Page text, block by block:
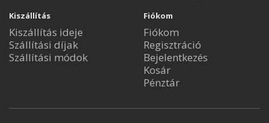
Kiszállítás
Kiszállítás ideje
Szállítási díjak
Szállítási módok
Fiókom
Fiókom
Regisztráció
Bejelentkezés
Kosár
Pénztár